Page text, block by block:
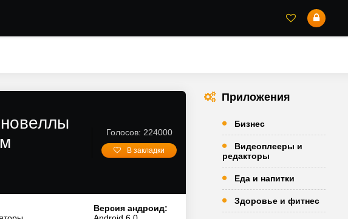
Голосов: 224000
В закладки
Версия андроид:
Приложения
Бизнес
Видеоплееры и
редакторы
Еда и напитки
Здоровье и фитнес